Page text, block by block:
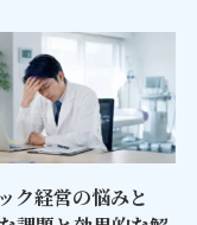
ク経営の悩みと